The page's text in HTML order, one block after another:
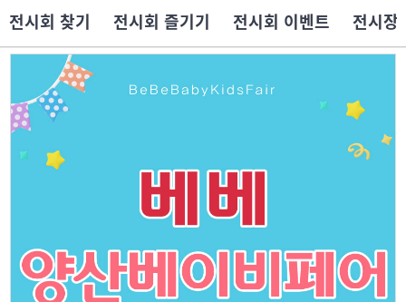
전시회 찾기 전시회 즐기기 전시회 이벤트 전시장